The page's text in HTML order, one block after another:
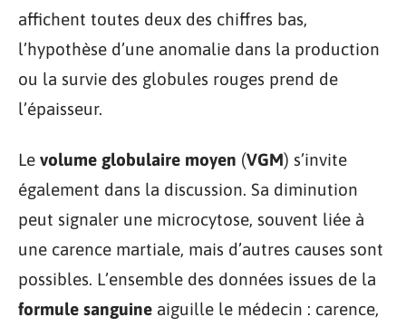
affichent toutes deux des chiffres bas,
l’hypothèse d’une anomalie dans la production
ou la survie des globules rouges prend de
l’épaisseur.
Le volume globulaire moyen (VGM) s’invite
également dans la discussion. Sa diminution
peut signaler une microcytose, souvent liée à
une carence martiale, mais d’autres causes sont
possibles. L’ensemble des données issues de la
formule sanguine aiguille le médecin : carence,